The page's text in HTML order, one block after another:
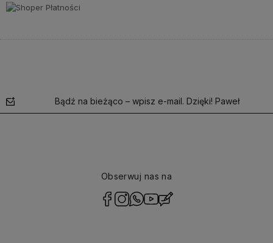
Bądź na bieżąco – wpisz e-mail. Dzięki! Paweł
Obserwuj nas na